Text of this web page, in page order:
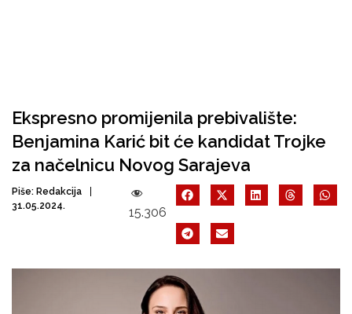
Ekspresno promijenila prebivalište:
Benjamina Karić bit će kandidat Trojke
za načelnicu Novog Sarajeva
Piše: Redakcija
31.05.2024.
15.306